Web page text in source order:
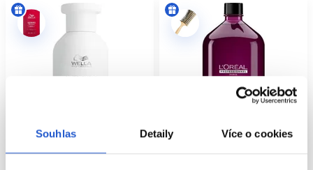
Souhlas Detaily Více o cookies